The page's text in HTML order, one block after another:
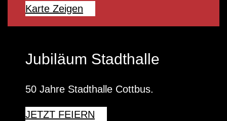
Karte Zeigen
Jubiläum Stadthalle
50 Jahre Stadthalle Cottbus.
JETZT FEIERN